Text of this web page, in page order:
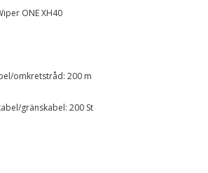
ONE XH40
omkretstråd: 200 m
gränskabel: 200 St